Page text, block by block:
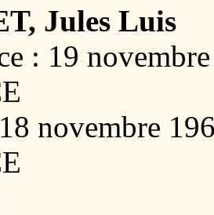
Jules Luis
: 19
novembre